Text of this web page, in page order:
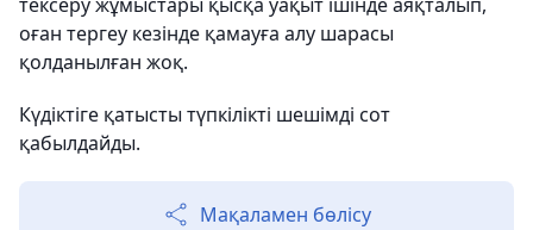
оған тергеу кезінде қамауға алу шарасы
қолданылған жоқ.
Күдіктіге қатысты түпкілікті шешімді сот
қабылдайды.
Мақаламен бөлісу